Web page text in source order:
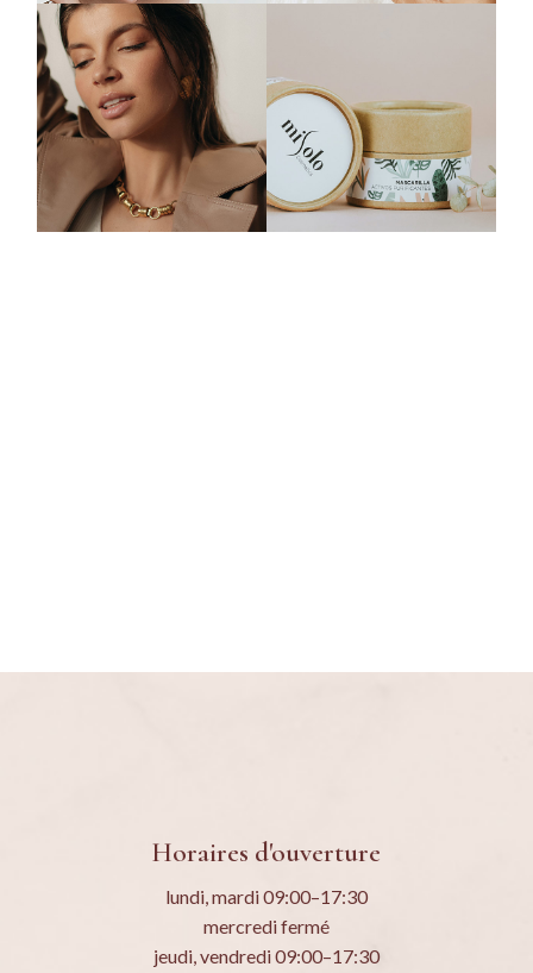
Horaires d'ouverture
lundi, mardi 09:00–17:30
mercredi fermé
jeudi, vendredi 09:00–17:30